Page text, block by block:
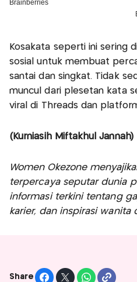
Kosakata seperti ini sering
sosial untuk membuat
santai dan singkat. Tidak
muncul dari plesetan kata
viral di Threads dan
(Kurniasih Miftakhul Jannah)
Women Okezone
terpercaya seputar dunia
informasi terkini tentang
karier, dan inspirasi wanita
Share